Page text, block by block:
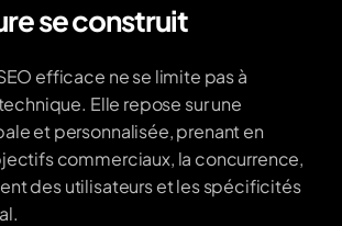
se construit
efficace ne se limite pas à
Elle repose sur une
et personnalisée, prenant en
commerciaux, la concurrence,
des utilisateurs et les spécificités